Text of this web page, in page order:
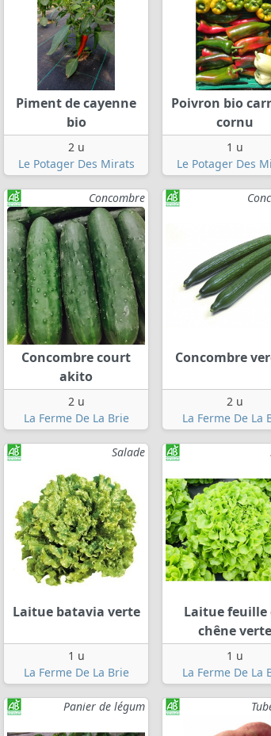
Piment de cayenne
bio
2 u
Le Potager Des Mirats
Poivron bio
cornu
1 u
Le Potager Des
Concombre
Concombre court
akito
2 u
La Ferme De La Brie
Concombre
2 u
La Ferme De La
Salade
Laitue batavia verte
1 u
La Ferme De La Brie
Laitue feuille
chêne verte
1 u
La Ferme De La
Panier de légum